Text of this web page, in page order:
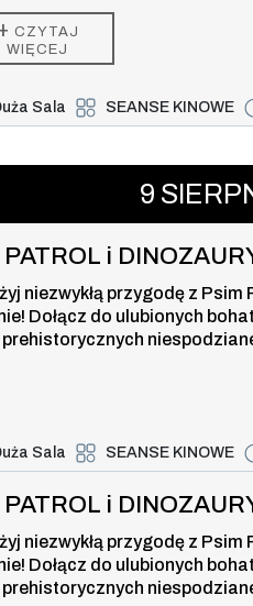
stanie kontrolować. Ale ta
która powstrzyma nowe
CZYTAJ
WIĘCEJ
Sala SEANSE KINOWE
9
PATROL i
niezwykłą przygodę z
Dołącz do ulubionych
Sala SEANSE KINOWE
i
PATROL i
niezwykłą przygodę z
Dołącz do ulubionych